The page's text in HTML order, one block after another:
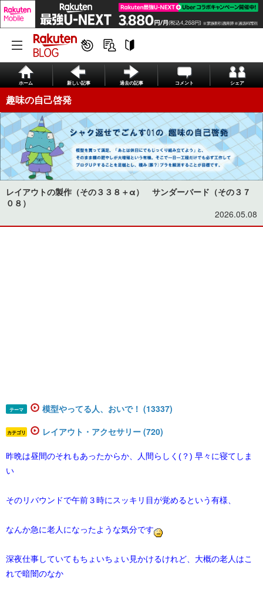
ホーム 新しい記事 過去の記事 コメント シェア
趣味の自己啓発
レイアウトの製作（その３３８＋α） サンダーバード（その３７
０８）
2026.05.08
テーマ 模型やってる人、おいで！ (13337)
カテゴリ レイアウト・アクセサリー (720)
昨晩は昼間のそれもあったからか、人間らしく(？) 早々に寝てしま
い
そのリバウンドで午前３時にスッキリ目が覚めるという有様、
なんか急に老人になったような気分です
深夜仕事していてもちょいちょい見かけるけれど、大概の老人はこ
れで暗闇のなか